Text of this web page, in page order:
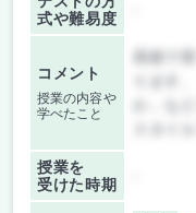
式や難易度
コメント
授業の内容や
学べたこと
高校で
か」な
授業を
受けた時期